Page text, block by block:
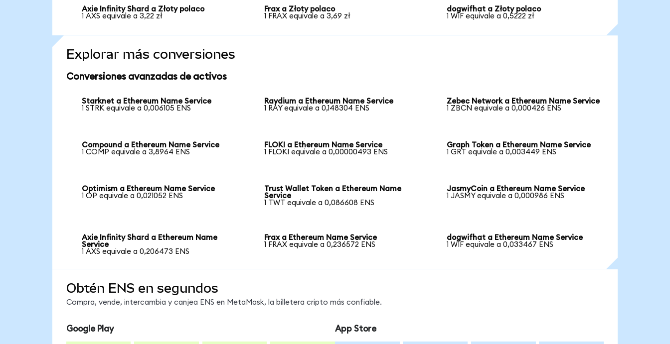
Axie Infinity Shard a Złoty polaco
1 AXS equivale a 3,22 zł
Frax a Złoty polaco
1 FRAX equivale a 3,69 zł
dogwifhat a Złoty polaco
1 WIF equivale a 0,5222 zł
Explorar más conversiones
Conversiones avanzadas de activos
Starknet a Ethereum Name Service
1 STRK equivale a 0,006105 ENS
Raydium a Ethereum Name Service
1 RAY equivale a 0,148304 ENS
Zebec Network a Ethereum Name Service
1 ZBCN equivale a 0,000426 ENS
Compound a Ethereum Name Service
1 COMP equivale a 3,8964 ENS
FLOKI a Ethereum Name Service
1 FLOKI equivale a 0,00000493 ENS
Graph Token a Ethereum Name Service
1 GRT equivale a 0,003449 ENS
Optimism a Ethereum Name Service
1 OP equivale a 0,021052 ENS
Trust Wallet Token a Ethereum Name
Service
1 TWT equivale a 0,086608 ENS
JasmyCoin a Ethereum Name Service
1 JASMY equivale a 0,000986 ENS
Axie Infinity Shard a Ethereum Name
Service
1 AXS equivale a 0,206473 ENS
Frax a Ethereum Name Service
1 FRAX equivale a 0,236572 ENS
dogwifhat a Ethereum Name Service
1 WIF equivale a 0,033467 ENS
Obtén ENS en segundos
Compra, vende, intercambia y canjea ENS en MetaMask, la billetera cripto más confiable.
Google Play App Store